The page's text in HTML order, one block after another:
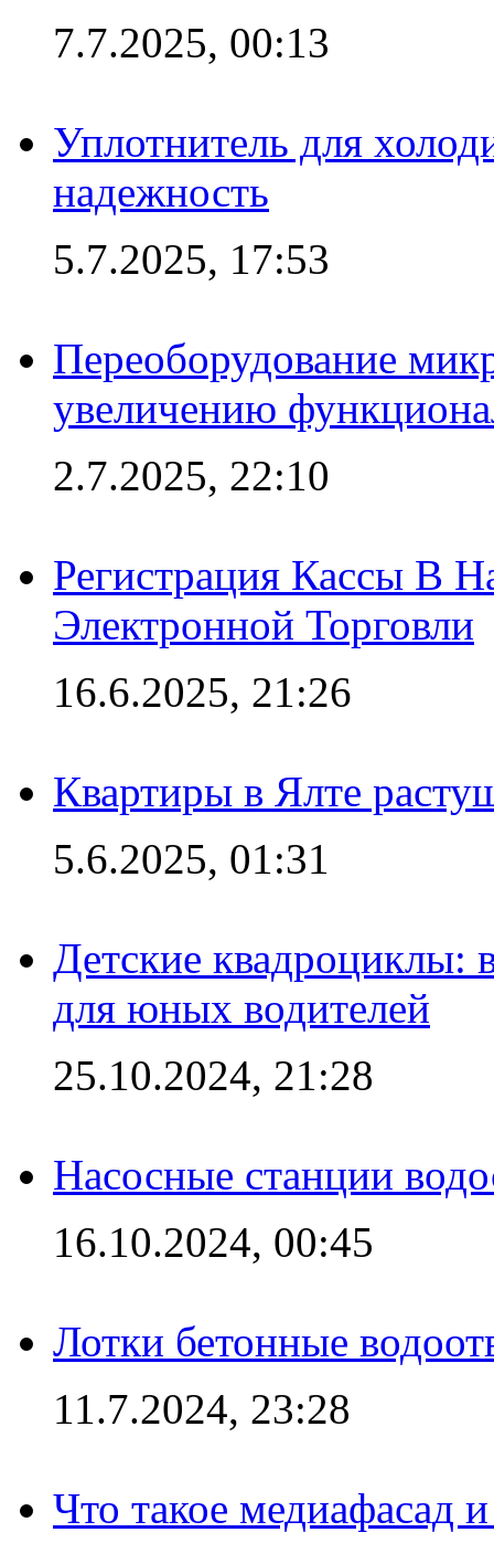
7.7.2025, 00:13
Уплотнитель для
надежность
5.7.2025, 17:53
Переоборудование
увеличению
2.7.2025, 22:10
Регистрация Кассы В
Электронной Торговли
16.6.2025, 21:26
Квартиры в Ялте
5.6.2025, 01:31
Детские квадроциклы:
для юных водителей
25.10.2024, 21:28
Насосные станции
16.10.2024, 00:45
Лотки бетонные
11.7.2024, 23:28
Что такое медиафасад